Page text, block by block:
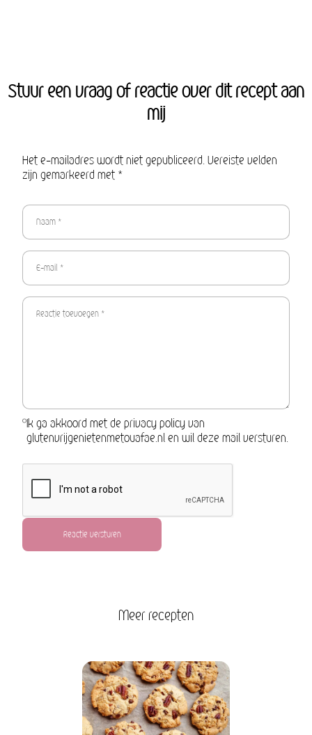
Stuur een vraag of reactie over dit recept aan
mij
Het e-mailadres wordt niet gepubliceerd. Vereiste velden
zijn gemarkeerd met *
Ik ga akkoord met de privacy policy van
glutenvrijgenietenmetouafae.nl en wil deze mail versturen.
Reactie versturen
Meer recepten